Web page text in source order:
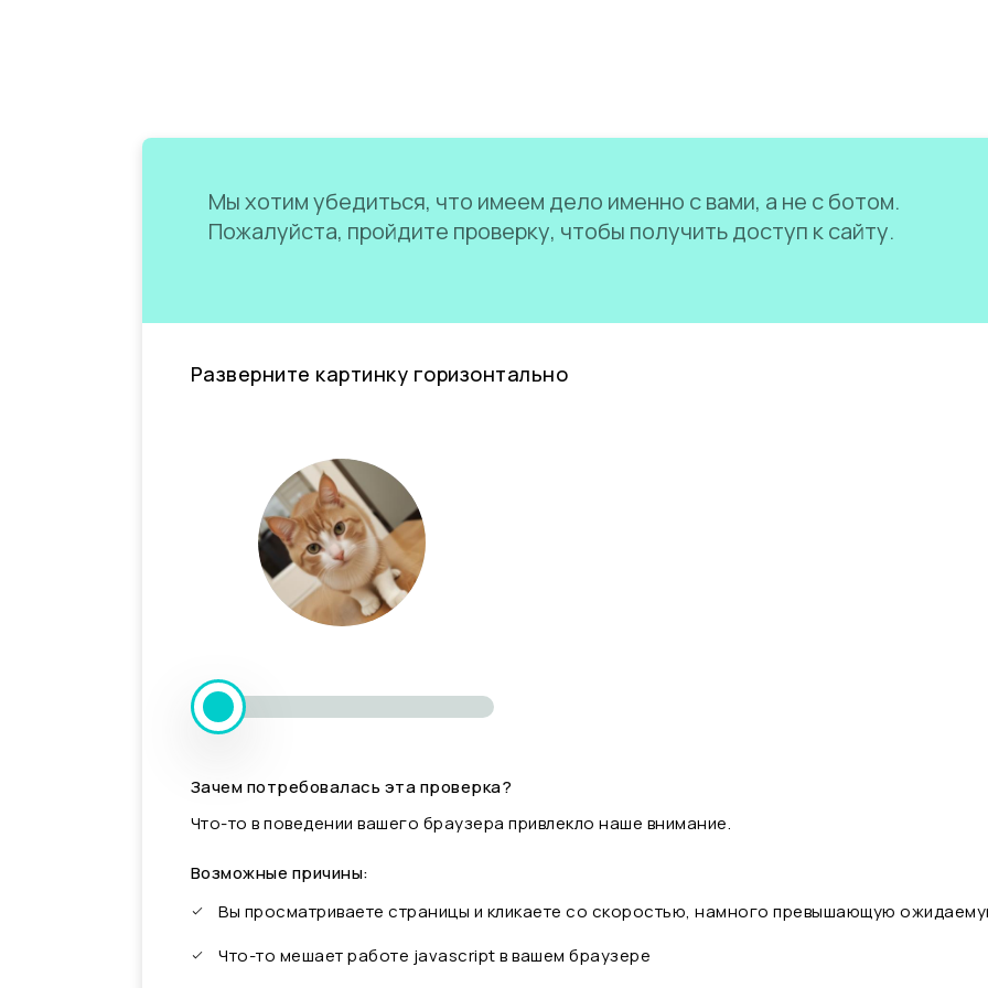
Мы хотим убедиться, что имеем дело именно с вами, а не с ботом.
Пожалуйста, пройдите проверку, чтобы получить доступ к сайту.
Разверните картинку горизонтально
Зачем потребовалась эта проверка?
Что-то в поведении вашего браузера привлекло наше внимание.
Возможные причины:
Вы просматриваете страницы и кликаете со скоростью, намного превышающую
Что-то мешает работе javascript в вашем браузере